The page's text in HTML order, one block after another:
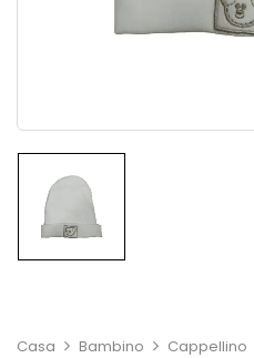
Casa Bambino Cappellino